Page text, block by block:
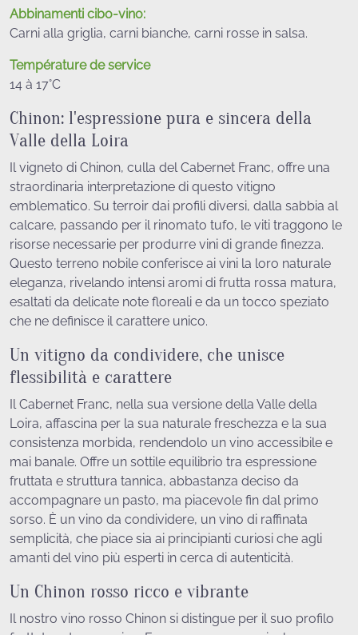
Abbinamenti cibo-vino:
Carni alla griglia, carni bianche, carni rosse in salsa.
Température de service
14 à 17°C
Chinon: l'espressione pura e sincera della
Valle della Loira
Il vigneto di Chinon, culla del Cabernet Franc, offre una
straordinaria interpretazione di questo vitigno
emblematico. Su terroir dai profili diversi, dalla sabbia al
calcare, passando per il rinomato tufo, le viti traggono le
risorse necessarie per produrre vini di grande finezza.
Questo terreno nobile conferisce ai vini la loro naturale
eleganza, rivelando intensi aromi di frutta rossa matura,
esaltati da delicate note floreali e da un tocco speziato
che ne definisce il carattere unico.
Un vitigno da condividere, che unisce
flessibilità e carattere
Il Cabernet Franc, nella sua versione della Valle della
Loira, affascina per la sua naturale freschezza e la sua
consistenza morbida, rendendolo un vino accessibile e
mai banale. Offre un sottile equilibrio tra espressione
fruttata e struttura tannica, abbastanza deciso da
accompagnare un pasto, ma piacevole fin dal primo
sorso. È un vino da condividere, un vino di raffinata
semplicità, che piace sia ai principianti curiosi che agli
amanti del vino più esperti in cerca di autenticità.
Un Chinon rosso ricco e vibrante
Il nostro vino rosso Chinon si distingue per il suo profilo